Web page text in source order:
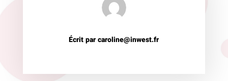
Écrit par caroline@inwest.fr